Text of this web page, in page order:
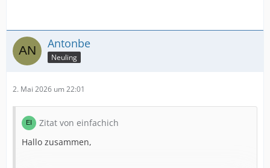
Antonbe
Neuling
2. Mai 2026 um 22:01
Zitat von einfachich
Hallo zusammen,